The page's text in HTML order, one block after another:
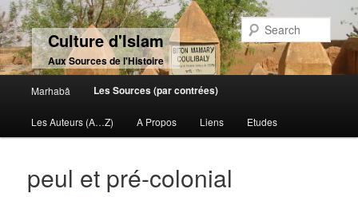
Culture d'Islam
Aux Sources de l'Histoire
Skip to primary content
Skip to secondary content
Marhabâ Les Sources (par contrées)
Les Auteurs (A…Z) A Propos Liens Etudes
peul et pré-colonial